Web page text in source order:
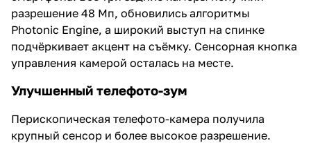
разрешение 48 Мп, обновились алгоритмы
Photonic Engine, а широкий выступ на спинке
подчёркивает акцент на съёмку. Сенсорная кнопка
управления камерой осталась на месте.
Улучшенный телефото-зум
Перископическая телефото-камера получила
крупный сенсор и более высокое разрешение.